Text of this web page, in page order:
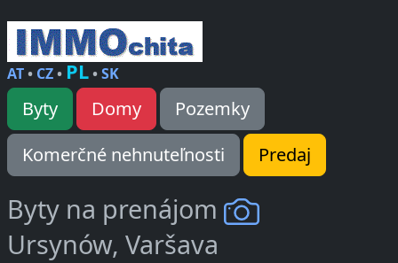
AT• CZ• PL•SK
Byty Domy
Pozemky
Komerčné nehnuteľnosti
Predaj
Byty na prenájom
Ursynów, Varšava